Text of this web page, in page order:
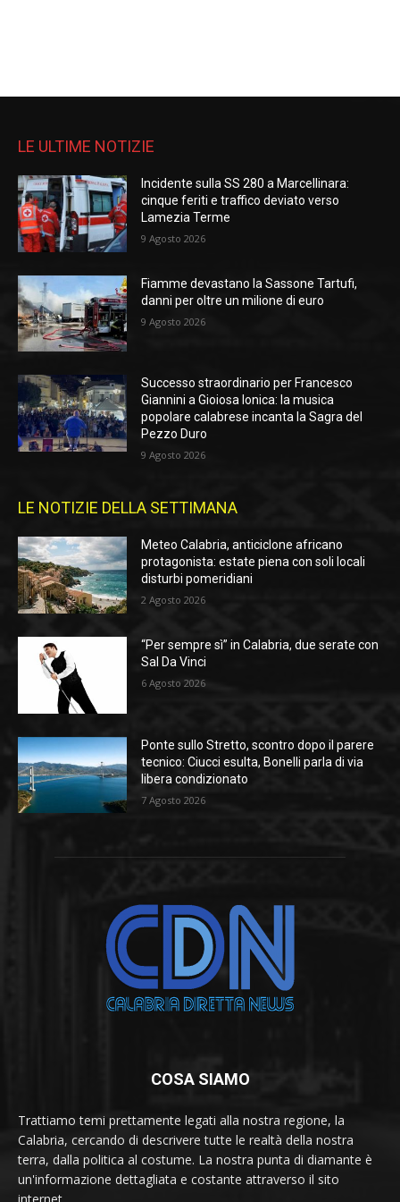
LE ULTIME NOTIZIE
Incidente sulla SS 280 a Marcellinara:
cinque feriti e traffico deviato verso
Lamezia Terme
9 Agosto 2026
Fiamme devastano la Sassone Tartufi,
danni per oltre un milione di euro
9 Agosto 2026
Successo straordinario per Francesco
Giannini a Gioiosa Ionica: la musica
popolare calabrese incanta la Sagra del
Pezzo Duro
9 Agosto 2026
LE NOTIZIE DELLA SETTIMANA
Meteo Calabria, anticiclone africano
protagonista: estate piena con soli locali
disturbi pomeridiani
2 Agosto 2026
“Per sempre sì” in Calabria, due serate con
Sal Da Vinci
6 Agosto 2026
Ponte sullo Stretto, scontro dopo il parere
tecnico: Ciucci esulta, Bonelli parla di via
libera condizionato
7 Agosto 2026
COSA SIAMO
Trattiamo temi prettamente legati alla nostra regione, la
Calabria, cercando di descrivere tutte le realtà della nostra
terra, dalla politica al costume. La nostra punta di diamante è
un'informazione dettagliata e costante attraverso il sito